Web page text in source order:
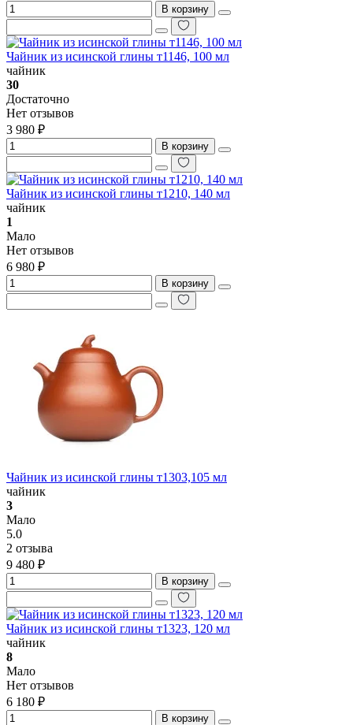
В корзину
Чайник из исинской глины т1146, 100 мл
чайник
30
Достаточно
Нет отзывов
3 980 ₽
В корзину
Чайник из исинской глины т1210, 140 мл
чайник
1
Мало
Нет отзывов
6 980 ₽
В корзину
Чайник из исинской глины т1303,105 мл
чайник
3
Мало
5.0
2 отзыва
9 480 ₽
В корзину
Чайник из исинской глины т1323, 120 мл
чайник
8
Мало
Нет отзывов
6 180 ₽
В корзину